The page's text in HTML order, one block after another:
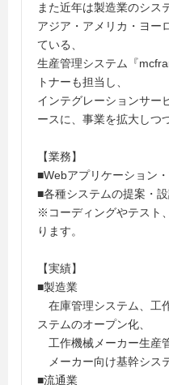
また近年は製造業のシス
アジア・アメリカ・ヨー
ている、
生産管理システム『
トナーも担当し、
インテグレーションサー
ースに、事業を拡大しつ
【業務】
■Webアプリケーション
■各種システムの提案・
※コーディングやテスト
ります。
【実績】
■製造業
在庫管理システム、工
ステムのオープン化、
工作機械メーカー生産
メーカー向け基幹シス
■流通業